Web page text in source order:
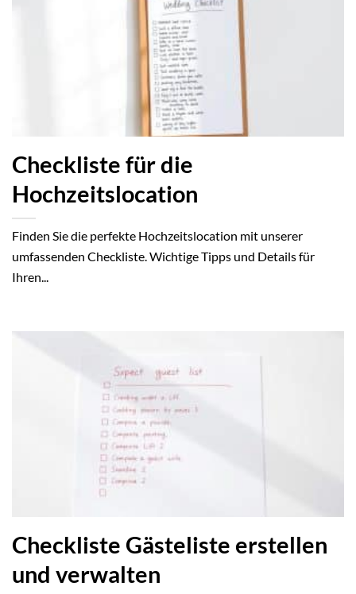
Checkliste für die
Hochzeitslocation
Finden Sie die perfekte Hochzeitslocation mit unserer
umfassenden Checkliste. Wichtige Tipps und Details für
Ihren...
Checkliste Gästeliste erstellen
und verwalten